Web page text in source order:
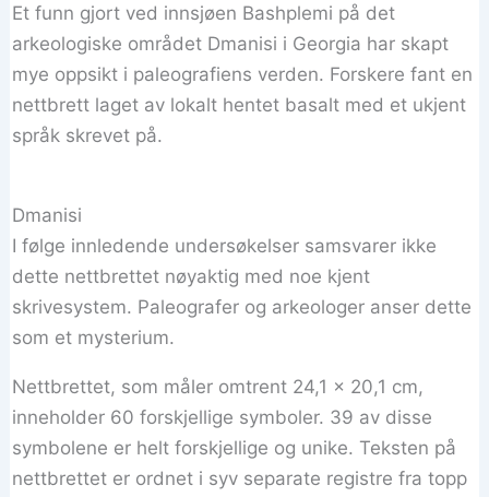
Et funn gjort ved innsjøen Bashplemi på det
arkeologiske området Dmanisi i Georgia har skapt
mye oppsikt i paleografiens verden. Forskere fant en
nettbrett laget av lokalt hentet basalt med et ukjent
språk skrevet på.
Dmanisi
I følge innledende undersøkelser samsvarer ikke
dette nettbrettet nøyaktig med noe kjent
skrivesystem. Paleografer og arkeologer anser dette
som et mysterium.
Nettbrettet, som måler omtrent 24,1 x 20,1 cm,
inneholder 60 forskjellige symboler. 39 av disse
symbolene er helt forskjellige og unike. Teksten på
nettbrettet er ordnet i syv separate registre fra topp